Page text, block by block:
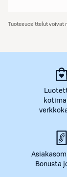
Tuotesuosittelut voivat
Bonusta